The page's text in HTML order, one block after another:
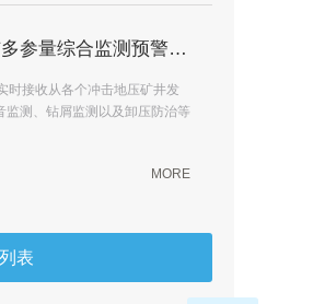
冲击地压风险智能辨识与多参量综合监测预警云平台
时接收从各个冲击地压矿井发
测、钻屑监测以及卸压防治等
MORE
表